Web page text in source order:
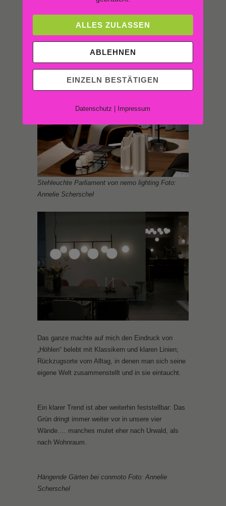
Stehleuchte Parliament von nemo lighting Foto:
Annelie Scherschel
Das ganze machte auf mich den Eindruck von
„Höhlen“ belebt mit Klassikern und klaren Linien;
Rückzugsorte vom Alltag, in denen man sich seine
eigene Welt zusammenstellt und in sie eintaucht.
Ein klarer Trend ist aber weiterhin feststellbar: Das
Grün dringt immer weiter vor in unsere vier
Wände…. manches mutet eher nach Urwald, als
nach Wohnraum.
Hängende Gärten bei conmoto Foto: Annelie
Scherschel
ALLES ZULASSEN
ABLEHNEN
EINZELN BESTÄTIGEN
Datenschutz | Impressum